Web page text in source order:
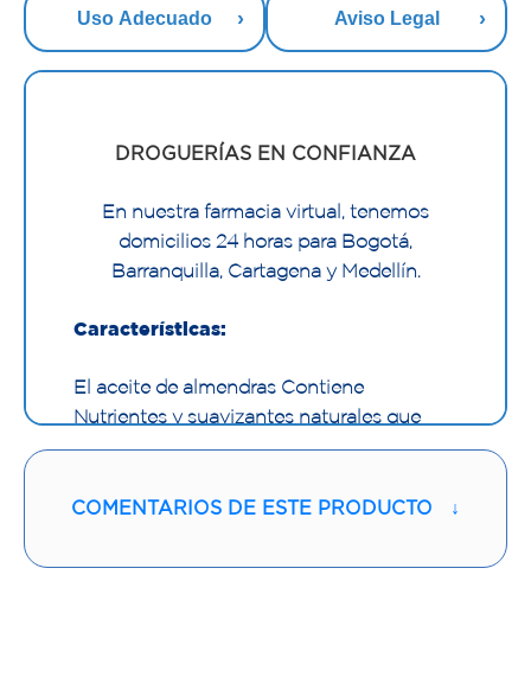
Uso Adecuado Aviso Legal
DROGUERÍAS EN CONFIANZA
En nuestra farmacia virtual, tenemos
domicilios 24 horas para Bogotá,
Barranquilla, Cartagena y Medellín.
Características:
El aceite de almendras Contiene
Nutrientes y suavizantes naturales que
favorecen el cuidado de la piel, mejorando
cotizados entre las mujeres por sus
COMENTARIOS DE ESTE PRODUCTO ↓